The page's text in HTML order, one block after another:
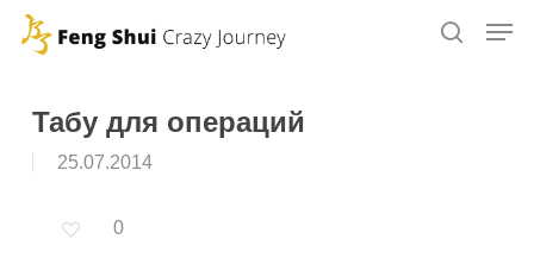
Skip
contentТабу для операций
25.07.2014
0